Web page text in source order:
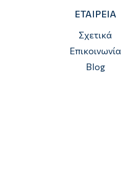
ΕΤΑΙΡΕΙΑ
Σχετικά
Επικοινωνία
Blog